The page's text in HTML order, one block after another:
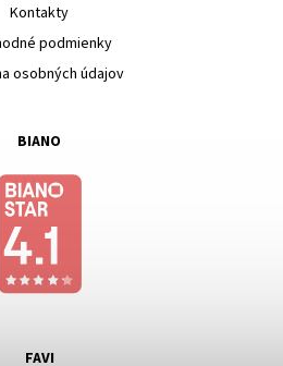
Kontakty
podmienky
osobných údajov
BIANO
FAVI